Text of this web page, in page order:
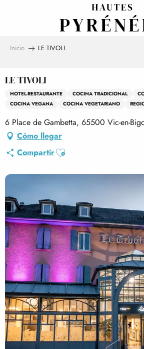
Inicio LE TIVOLI
LE TIVOLI
HOTEL-RESTAURANTE COCINA TRADICIONAL
COCINA VEGANA
COCINA VEGETARIANO
6 Place de Gambetta, 65500 Vic-en-
Cómo llegar
CompartirAjouter aux favoris